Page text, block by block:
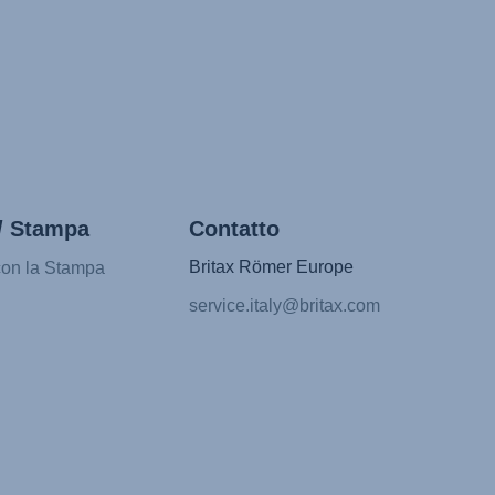
Stampa
la Stampa
Contatto
Britax Römer Europe
service.italy@britax.com